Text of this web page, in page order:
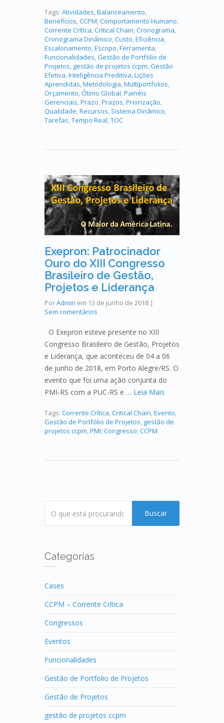
Tags: Atividades,Balanceamento,
Benefícios,CCPM,Comportamento Humano,
Corrente Crítica,Critical Chain,Cronograma,
Cronograma Dinâmico,Custo,Eficiência,
Escalonamento,Escopo,Ferramenta,
Funcionalidades,Gestão de Portfólio de
Projetos, gestão de projetos ccpm,Gestão
Efetiva,Inteligência Preditiva,Lições
Aprendidas,Metodologia,Multiportfolios,
Orçamento,Ótimo Global,Painéis
Gerenciais,Prazo,Prazos,Priorização,
Qualidade,Recursos, Sistema Dinâmico,
Tarefas,Tempo Real,TOC
Exepron: Patrocinador
Ouro do XIII Congresso
Brasileiro de Gestão,
Projetos e Liderança
PorAdmin em 13 de junho de 2018 |
Sem comentários
O Exepron esteve presente no XIII
Congresso Brasileiro de Gestão, Projetos
e Liderança, que aconteceu de 04 a 06
de junho de 2018, em Porto Alegre/RS. O
evento que foi uma ação conjunta do
PMI-RS com a PUC-RS e … Leia Mais
Tags: Corrente Crítica,Critical Chain,Evento,
Gestão de Portfólio de Projetos, gestão de
projetos ccpm,PMI; Congresso; CCPM
Buscar
Categorias
Cases
CCPM – Corrente Crítica
Congressos
Eventos
Funcionalidades
Gestão de Portfolio de Projetos
Gestão de Projetos
gestão de projetos ccpm